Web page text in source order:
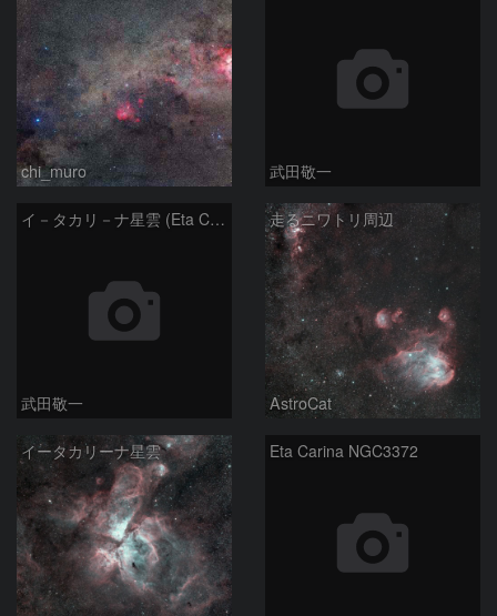
chi_muro 武田敬一
イ－タカリ－ナ星雲 (Eta Carinae Nebula)
武田敬一
走るニワトリ周辺
AstroCat
イータカリーナ星雲 Eta Carina NGC3372